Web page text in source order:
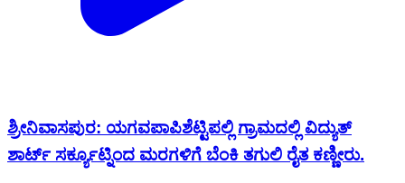
ಶ್ರೀನಿವಾಸಪುರ: ಯಗವಪಾಪಿಶೆಟ್ಟಿಪಲ್ಲಿ ಗ್ರಾಮದಲ್ಲಿ ವಿದ್ಯುತ್
ಶಾರ್ಟ್ ಸರ್ಕ್ಯೂಟ್ನಿಂದ ಮರಗಳಿಗೆ ಬೆಂಕಿ ತಗುಲಿ ರೈತ ಕಣ್ಣೀರು.